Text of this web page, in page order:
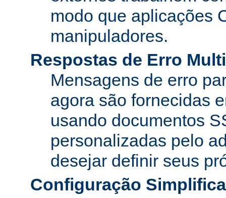
modo que aplicações
manipuladores.
Respostas de Erro
Mensagens de erro
agora são fornecidas
usando documentos
personalizadas pelo
desejar definir seus
Configuração